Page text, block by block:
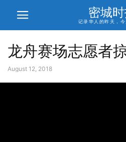
密城
记录华人的昨天，今
龙舟赛场志愿者
August 12, 2018